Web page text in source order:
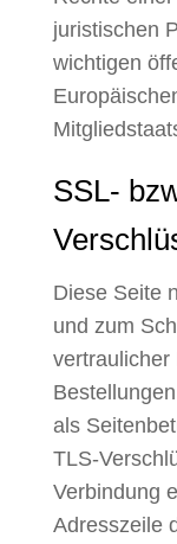
juristischen
wichtigen
SSL-
Diese Seite
und zum
vertraulicher
als
TLS-
Verbindung
Adresszeile